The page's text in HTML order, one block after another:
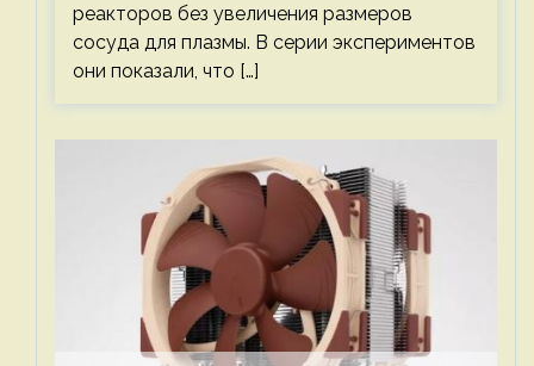
реакторов без увеличения размеров
сосуда для плазмы. В серии экспериментов
они показали, что […]